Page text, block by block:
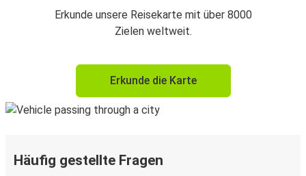
Erkunde unsere Reisekarte mit über 8000
Zielen weltweit.
Erkunde die Karte
Häufig gestellte Fragen